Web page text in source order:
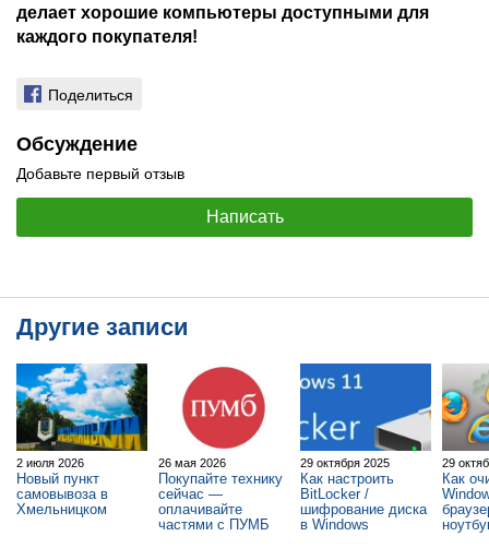
делает хорошие компьютеры доступными для
каждого покупателя!
Поделиться
Обсуждение
Добавьте первый отзыв
Написать
Другие записи
2 июля 2026
Новый пункт
самовывоза в
Хмельницком
26 мая 2026
Покупайте технику
сейчас —
оплачивайте
частями с ПУМБ
29 октября 2025
Как настроить
BitLocker /
шифрование диска
в Windows
29
Как